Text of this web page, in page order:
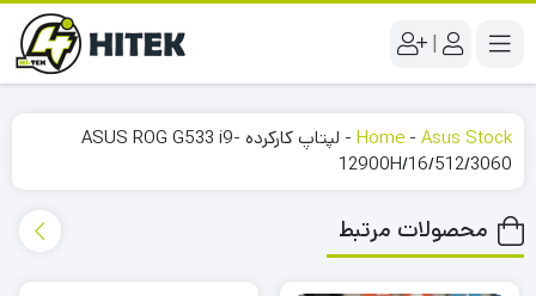
|
Home - Asus Stock
-
لپتاپ کارکرده ASUS ROG G533 i9-
12900H/16/512/3060
محصولات مرتبط